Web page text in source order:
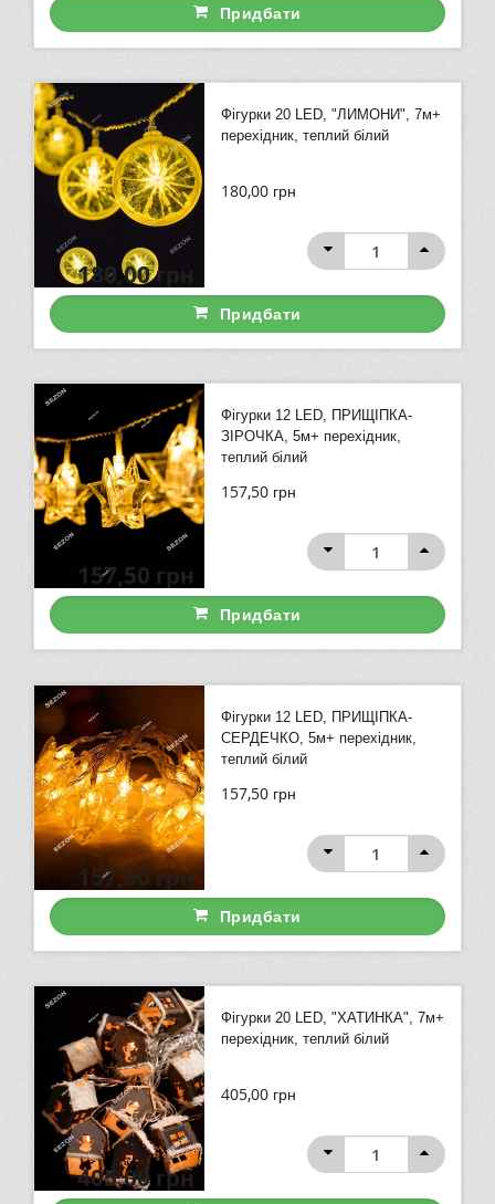
Придбати
Фігурки 20 LED, "ЛИМОНИ", 7м+
перехідник, теплий білий
180,00 грн
180,00грн
Придбати
Фігурки 12 LED, ПРИЩІПКА-
ЗІРОЧКА, 5м+ перехідник,
теплий білий
157,50 грн
157,50 грн
Придбати
Фігурки 12 LED, ПРИЩІПКА-
СЕРДЕЧКО, 5м+ перехідник,
теплий білий
157,50 грн
157,50грн
Придбати
Фігурки 20 LED, "ХАТИНКА", 7м+
перехідник, теплий білий
405,00 грн
405,00грн